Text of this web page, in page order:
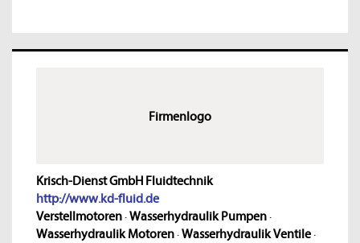
Firmenlogo
Krisch-Dienst GmbH Fluidtechnik
http://www.kd-fluid.de
Verstellmotoren·Wasserhydraulik Pumpen·
Wasserhydraulik Motoren·Wasserhydraulik Ventile·